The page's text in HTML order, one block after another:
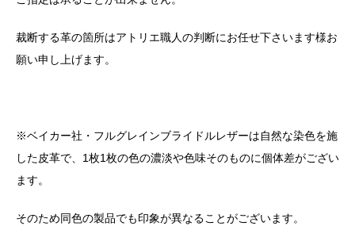
裁断する革の箇所はアトリエ職人の判断にお任せ下さいます様お
願い申し上げます。
※ベイカー社・フルグレインブライドルレザーは自然な染色を施
した皮革で、 1枚1枚の色の濃淡や色味そのものに個体差がござい
ます。
そのため同色の製品でも印象が異なることがございます。